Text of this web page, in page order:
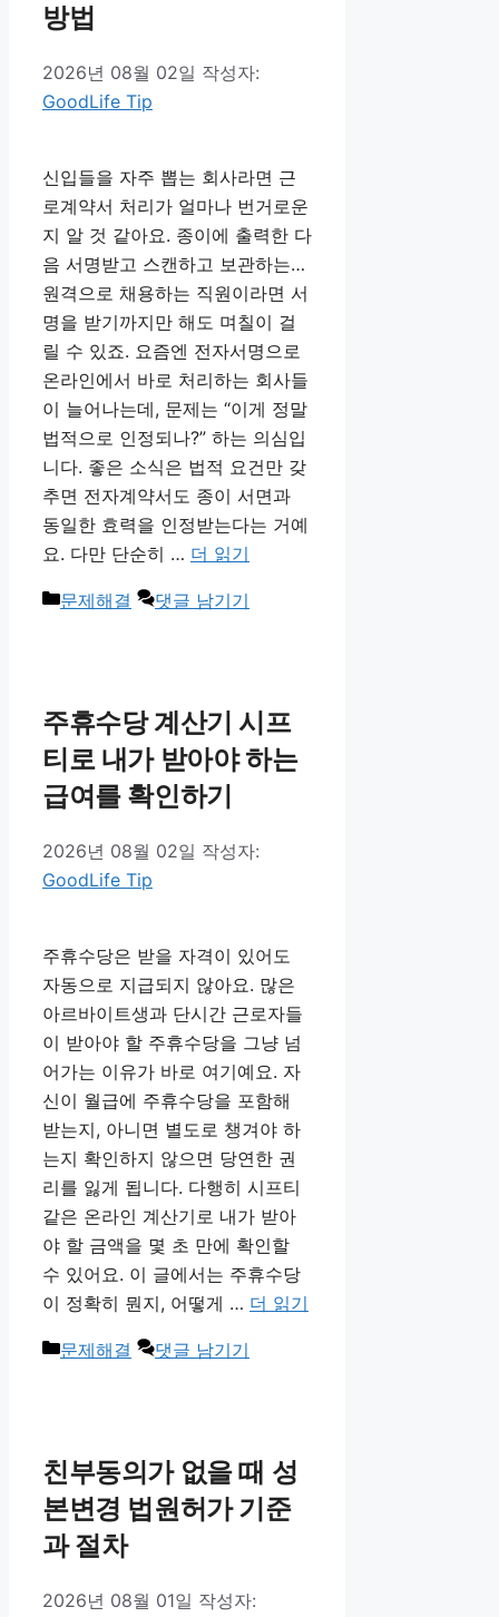
방법
2026년 08월 02일 작성자:
GoodLife Tip
신입들을 자주 뽑는 회사라면 근
로계약서 처리가 얼마나 번거로운
지 알 것 같아요. 종이에 출력한 다
음 서명받고 스캔하고 보관하는…
원격으로 채용하는 직원이라면 서
명을 받기까지만 해도 며칠이 걸
릴 수 있죠. 요즘엔 전자서명으로
온라인에서 바로 처리하는 회사들
이 늘어나는데, 문제는 “이게 정말
법적으로 인정되나?” 하는 의심입
니다. 좋은 소식은 법적 요건만 갖
추면 전자계약서도 종이 서면과
동일한 효력을 인정받는다는 거예
요. 다만 단순히 … 더 읽기
카
문제해결 댓글 남기기
주휴수당 계산기 시프
티로 내가 받아야 하는
급여를 확인하기
2026년 08월 02일 작성자:
GoodLife Tip
주휴수당은 받을 자격이 있어도
자동으로 지급되지 않아요. 많은
아르바이트생과 단시간 근로자들
이 받아야 할 주휴수당을 그냥 넘
어가는 이유가 바로 여기예요. 자
신이 월급에 주휴수당을 포함해
받는지, 아니면 별도로 챙겨야 하
는지 확인하지 않으면 당연한 권
리를 잃게 됩니다. 다행히 시프티
같은 온라인 계산기로 내가 받아
야 할 금액을 몇 초 만에 확인할
수 있어요. 이 글에서는 주휴수당
이 정확히 뭔지, 어떻게 … 더 읽기
카
문제해결 댓글 남기기
친부동의가 없을 때 성
본변경 법원허가 기준
과 절차
2026년 08월 01일 작성자: